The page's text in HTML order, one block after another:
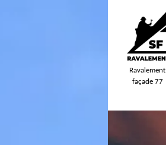
Ravalement
façade 77